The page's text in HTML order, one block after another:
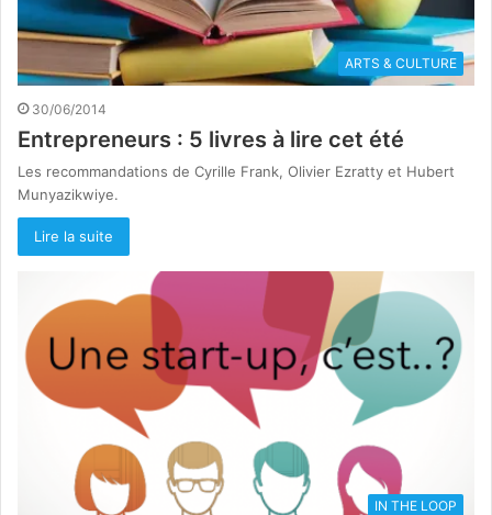
ARTS & CULTURE
30/06/2014
Entrepreneurs : 5 livres à lire cet été
Les recommandations de Cyrille Frank, Olivier Ezratty et Hubert
Munyazikwiye.
Lire la suite
IN THE LOOP